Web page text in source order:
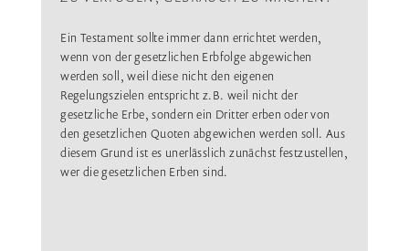
Ein Testament sollte immer dann errichtet werden,
wenn von der gesetzlichen Erbfolge abgewichen
werden soll, weil diese nicht den eigenen
Regelungszielen entspricht z.B. weil nicht der
gesetzliche Erbe, sondern ein Dritter erben oder von
den gesetzlichen Quoten abgewichen werden soll. Aus
diesem Grund ist es unerlässlich zunächst festzustellen,
wer die gesetzlichen Erben sind.